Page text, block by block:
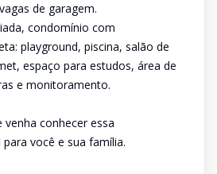
de garagem.
condomínio com
playground, piscina, salão de
espaço para estudos, área de
e monitoramento.
venha conhecer essa
você e sua família.